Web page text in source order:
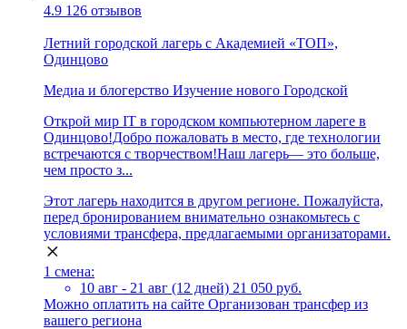
4.9 126 отзывов
Летний городской лагерь с Академией «ТОП»,
Одинцово
Медиа и блогерство Изучение нового Городской
Открой мир IT в городском компьютерном лареге в
Одинцово!Добро пожаловать в место, где технологии
встречаются с творчеством!Наш лагерь— это больше,
чем просто з...
Этот лагерь находится в другом регионе. Пожалуйста,
перед бронированием внимательно ознакомьтесь с
условиями трансфера, предлагаемыми организаторами.
1 смена:
10 авг - 21 авг (12 дней) 21 050 руб.
Можно оплатить на сайте Организован трансфер из
вашего региона